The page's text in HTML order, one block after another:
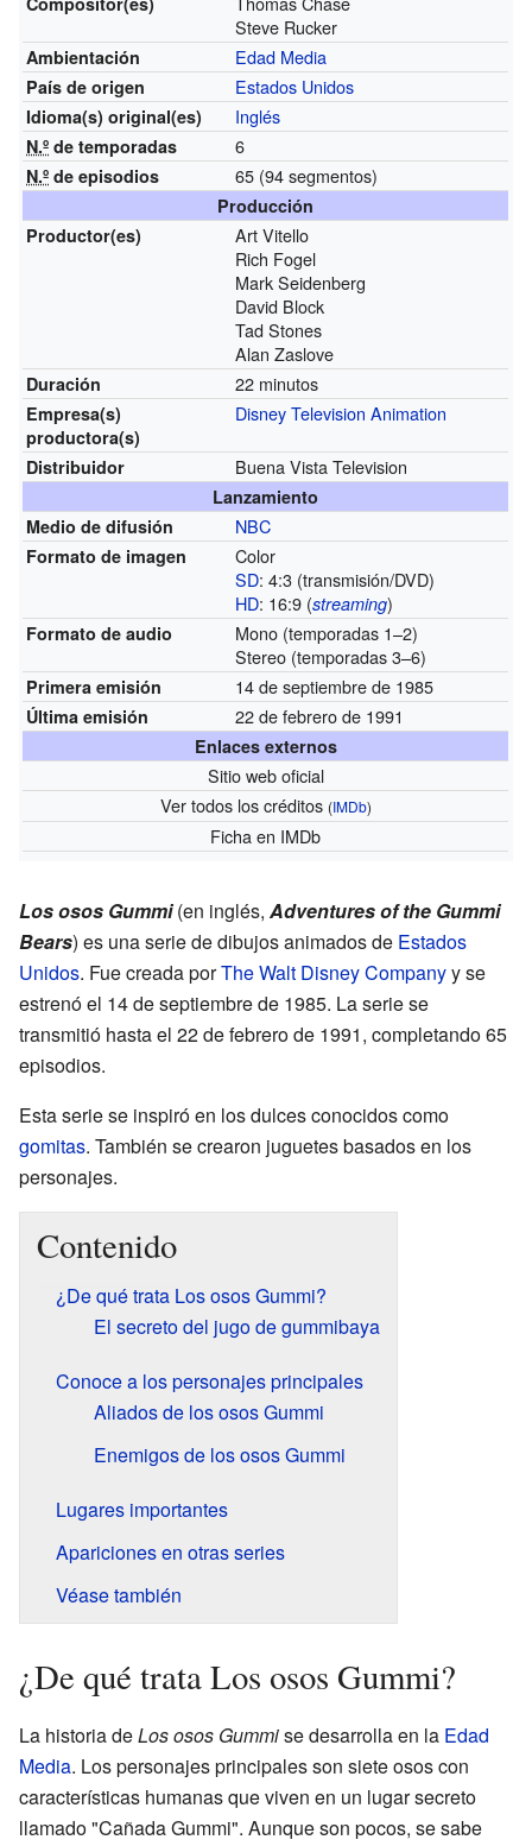
Steve Rucker
Ambientación Edad Media
País de origen Estados Unidos
Idioma(s) original(es) Inglés
N.º de temporadas 6
N.º de episodios 65 (94 segmentos)
Producción
Productor(es)
Art Vitello
Rich Fogel
Mark Seidenberg
David Block
Tad Stones
Alan Zaslove
Duración 22 minutos
Empresa(s)
productora(s)
Disney Television Animation
Distribuidor Buena Vista Television
Lanzamiento
Medio de difusión
NBC
Formato de imagen
Color
SD: 4:3 (transmisión/DVD)
HD: 16:9 (streaming)
Formato de audio Mono (temporadas 1–2)
Stereo (temporadas 3–6)
Primera emisión 14 de septiembre de 1985
Última emisión 22 de febrero de 1991
Enlaces externos
Sitio web oficial
Ver todos los créditos (IMDb)
Fichaen IMDb
Los osos Gummi(en inglés, Adventures of the Gummi
Bears) es una serie de dibujos animados de Estados
Unidos. Fue creada porThe Walt Disney Companyy se
estrenó el 14 de septiembre de 1985. La serie se
transmitió hasta el 22 de febrero de 1991, completando 65
episodios.
Esta serie se inspiró en los dulces conocidos como
gomitas. También se crearon juguetes basados en los
personajes.
Contenido
¿De qué trata Los osos Gummi?
El secreto del jugo de gummibaya
Conoce a los personajes principales
Aliados de los osos Gummi
Enemigos de los osos Gummi
Lugares importantes
Apariciones en otras series
Véase también
¿De qué trata Los osos Gummi?
La historia deLos osos Gummise desarrolla en la Edad
Media. Los personajes principales son siete osos con
características humanas que viven en un lugar secreto
llamado "Cañada Gummi". Aunque son pocos, se sabe